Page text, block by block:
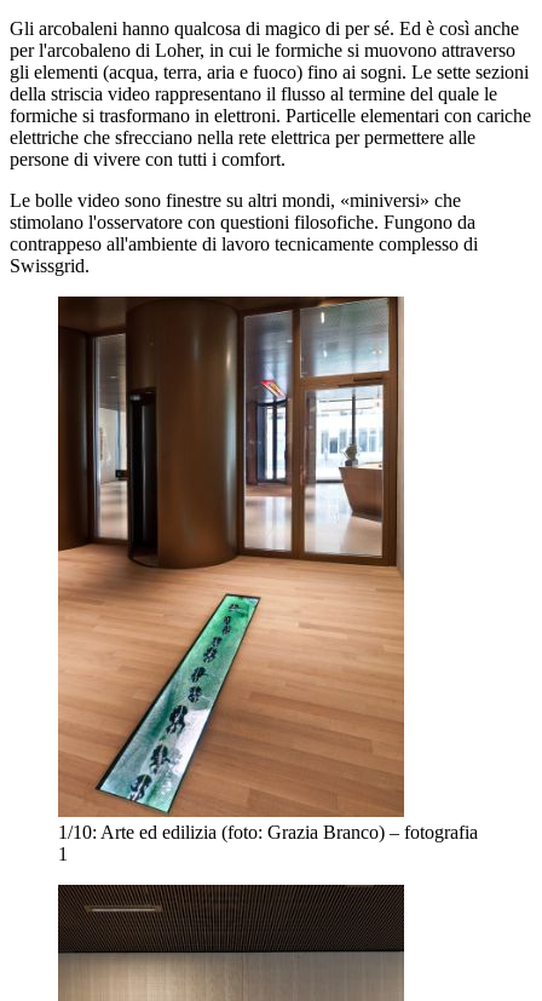
Gli arcobaleni hanno qualcosa di magico di per sé. Ed è così anche
per l'arcobaleno di Loher, in cui le formiche si muovono attraverso
gli elementi (acqua, terra, aria e fuoco) fino ai sogni. Le sette sezioni
della striscia video rappresentano il flusso al termine del quale le
formiche si trasformano in elettroni. Particelle elementari con cariche
elettriche che sfrecciano nella rete elettrica per permettere alle
persone di vivere con tutti i comfort.
Le bolle video sono finestre su altri mondi, «miniversi» che
stimolano l'osservatore con questioni filosofiche. Fungono da
contrappeso all'ambiente di lavoro tecnicamente complesso di
Swissgrid.
1/10: Arte ed edilizia (foto: Grazia Branco) – fotografia
1